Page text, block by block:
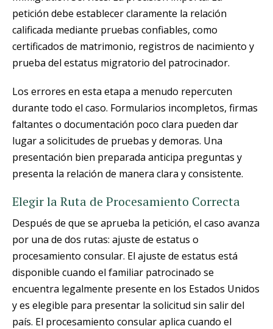
petición debe establecer claramente la relación
calificada mediante pruebas confiables, como
certificados de matrimonio, registros de nacimiento y
prueba del estatus migratorio del patrocinador.
Los errores en esta etapa a menudo repercuten
durante todo el caso. Formularios incompletos, firmas
faltantes o documentación poco clara pueden dar
lugar a solicitudes de pruebas y demoras. Una
presentación bien preparada anticipa preguntas y
presenta la relación de manera clara y consistente.
Elegir la Ruta de Procesamiento Correcta
Después de que se aprueba la petición, el caso avanza
por una de dos rutas: ajuste de estatus o
procesamiento consular. El ajuste de estatus está
disponible cuando el familiar patrocinado se
encuentra legalmente presente en los Estados Unidos
y es elegible para presentar la solicitud sin salir del
país. El procesamiento consular aplica cuando el